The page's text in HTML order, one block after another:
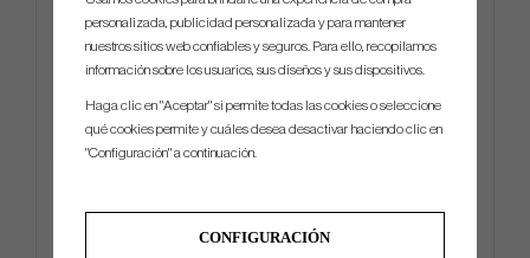
personalizada, publicidad personalizada y para mantener
nuestros sitios web confiables y seguros. Para ello, recopilamos
información sobre los usuarios, sus diseños y sus dispositivos.
Haga clic en "Aceptar" si permite todas las cookies o seleccione
qué cookies permite y cuáles desea desactivar haciendo clic en
"Configuración" a continuación.
CONFIGURACIÓN